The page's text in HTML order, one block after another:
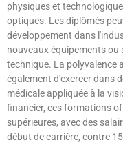
physiques et
optiques. Les diplômés
développement dans
nouveaux équipements
technique. La polyvalence
également d'exercer dans
médicale appliquée à la
financier, ces formations
supérieures, avec des
début de carrière, contre